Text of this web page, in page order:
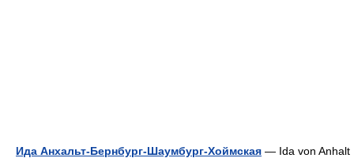
Ида Анхальт-Бернбург-Шаумбург-Хоймская — Ida von Anhalt